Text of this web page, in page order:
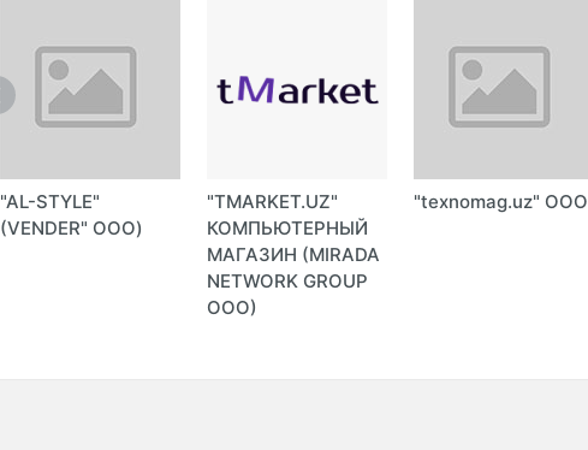
"AL-STYLE"
(VENDER" ООО)
"TMARKET.UZ"
КОМПЬЮТЕРНЫЙ
МАГАЗИН (MIRADA
NETWORK GROUP
ООО)
"texnomag.uz" ООО